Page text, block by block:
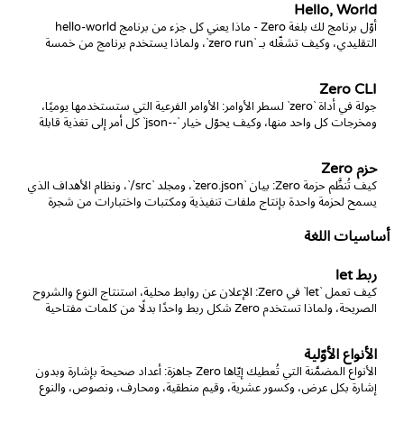
Hello, World
أوّل برنامج لك بلغة Zero - ماذا يعني كل جزء من برنامج hello-world
التقليدي، وكيف تشغّله بـ `zero run`، ولماذا يستخدم برنامج من خمسة
Zero CLI
جولة في أداة `zero` لسطر الأوامر: الأوامر الفرعية التي ستستخدمها يوميًا،
ومخرجات كل واحد منها، وكيف يحوّل خيار `--json` كل أمر إلى تغذية قابلة
حزم Zero
كيف تُنظَّم حزمة Zero: بيان `zero.json`، ومجلد `src/`، ونظام الأهداف الذي
يسمح لحزمة واحدة بإنتاج ملفات تنفيذية ومكتبات واختبارات من شجرة
أساسيات اللغة
ربط let
كيف تعمل `let` في Zero: الإعلان عن روابط محلية، استنتاج النوع والشروح
الصريحة، ولماذا تستخدم Zero شكل ربط واحدًا بدلًا من كلمات مفتاحية
الأنواع الأوّلية
الأنواع المضمَّنة التي تُعطيك إيّاها Zero جاهزة: أعداد صحيحة بإشارة وبدون
إشارة بكل عرض، وكسور عشرية، وقيم منطقية، ومحارف، ونصوص، والنوع